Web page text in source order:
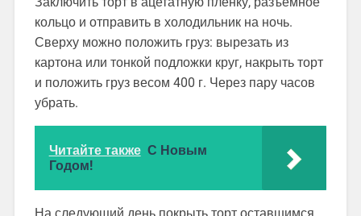
кольцо и отправить в холодильник на ночь.
Сверху можно положить груз: вырезать из
картона или тонкой подложки круг, накрыть торт
и положить груз весом 400 г. Через пару часов
убрать.
Читайте также С Новым
Годом!